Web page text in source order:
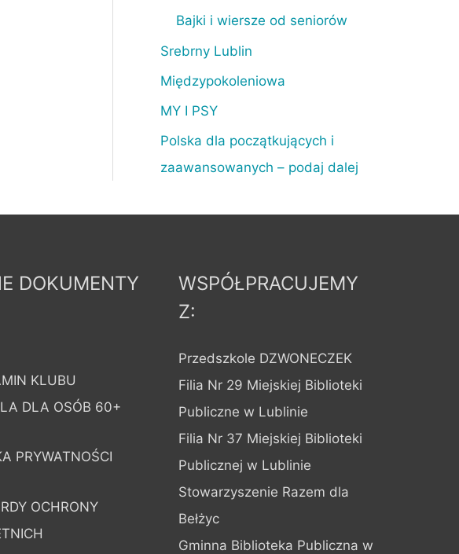
Bajki i wiersze od seniorów
Srebrny Lublin
Międzypokoleniowa
MY I PSY
Polska dla początkujących i
zaawansowanych – podaj dalej
DOKUMENTY
KLUBU
DLA OSÓB 60+
PRYWATNOŚCI
OCHRONY
WSPÓŁPRACUJEMY
Z:
Przedszkole DZWONECZEK
Filia Nr 29 Miejskiej Biblioteki
Publiczne w Lublinie
Filia Nr 37 Miejskiej Biblioteki
Publicznej w Lublinie
Stowarzyszenie Razem dla
Bełżyc
Gminna Biblioteka Publiczna w